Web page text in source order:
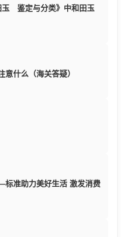
鉴定与分类》中和田玉
什么（海关答疑）
准助力美好生活 激发消费